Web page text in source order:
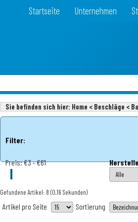
Startseite Unternehmen
Sie befinden sich hier: Home < Beschläge <
Filter:
Preis:€3 - €61
Gefundene Artikel: 8 (0,16 Sekunden)
Artikel pro Seite Sortierung